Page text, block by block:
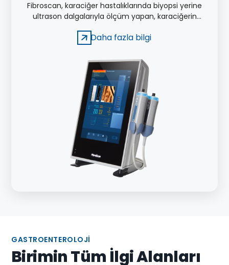
Fibroscan, karaciğer hastalıklarında biyopsi yerine
ultrason dalgalarıyla ölçüm yapan, karaciğerin
cihazdır.
Daha fazla bilgi
GASTROENTEROLOJI
Birimin Tüm İlgi Alanları